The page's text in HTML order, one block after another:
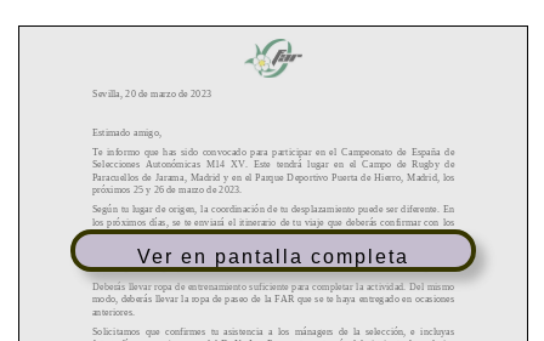
Ver en pantalla completa